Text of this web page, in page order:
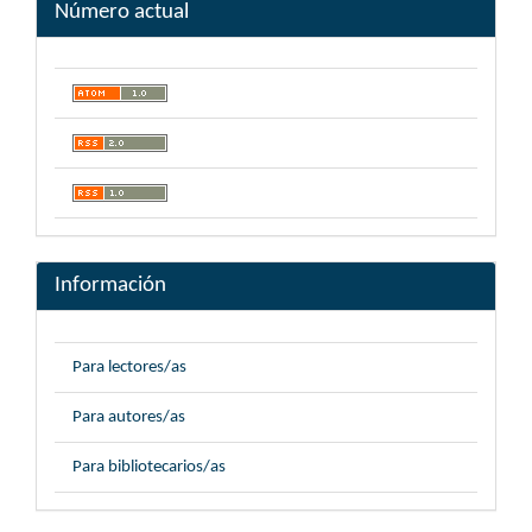
Número actual
Información
Para lectores/as
Para autores/as
Para bibliotecarios/as